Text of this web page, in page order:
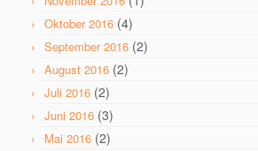
Oktober 2016 (4)
September 2016 (2)
August 2016 (2)
Juli 2016 (2)
Juni 2016 (3)
Mai 2016 (2)